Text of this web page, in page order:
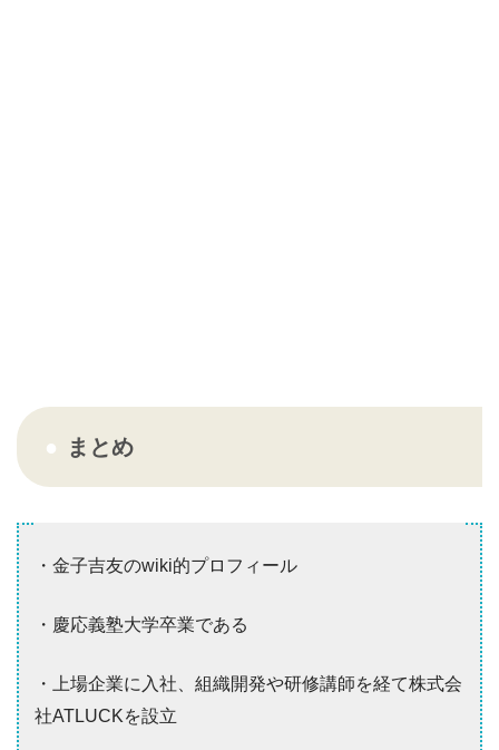
まとめ
・金子吉友のwiki的プロフィール
・慶応義塾大学卒業である
・上場企業に入社、組織開発や研修講師を経て株式会
社ATLUCKを設立